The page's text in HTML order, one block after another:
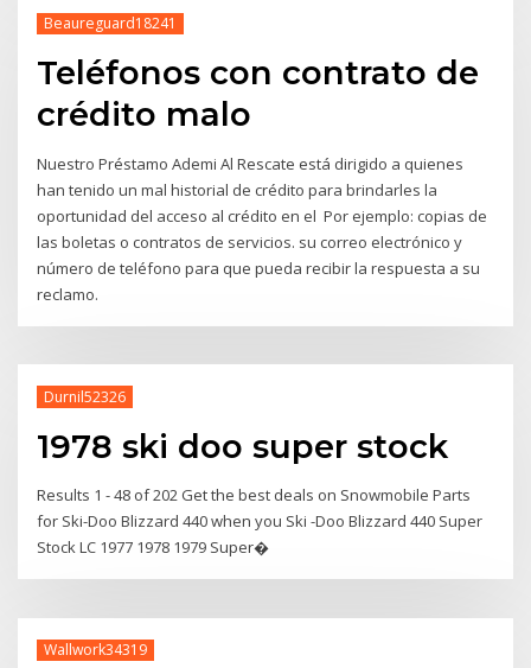
Beaureguard18241
Teléfonos con contrato de
crédito malo
Nuestro Préstamo Ademi Al Rescate está dirigido a quienes
han tenido un mal historial de crédito para brindarles la
oportunidad del acceso al crédito en el Por ejemplo: copias de
las boletas o contratos de servicios. su correo electrónico y
número de teléfono para que pueda recibir la respuesta a su
reclamo.
Durnil52326
1978 ski doo super stock
Results 1 - 48 of 202 Get the best deals on Snowmobile Parts
for Ski-Doo Blizzard 440 when you Ski -Doo Blizzard 440 Super
Stock LC 1977 1978 1979 Super�
Wallwork34319